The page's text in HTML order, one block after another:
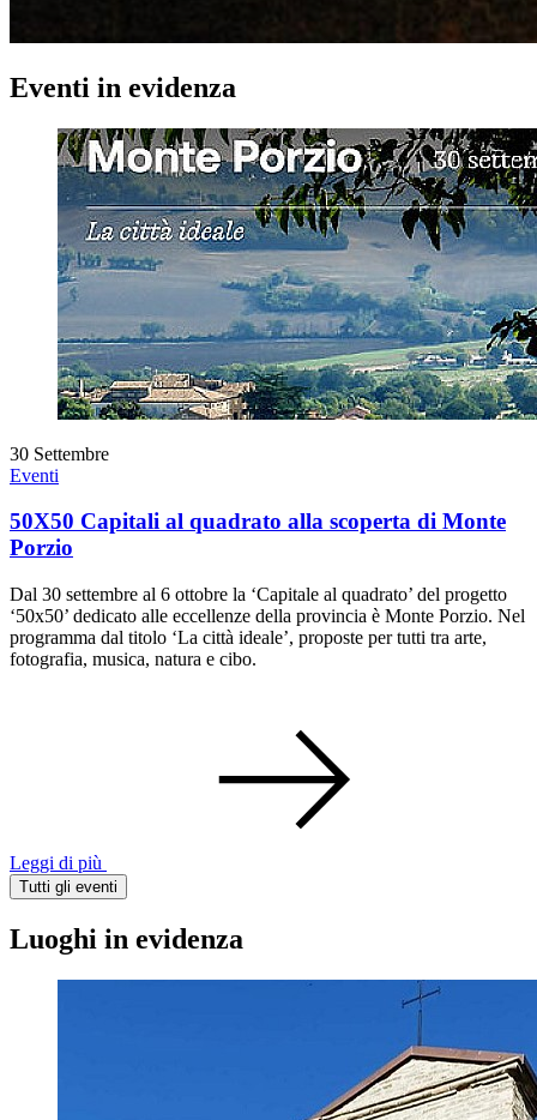
Eventi in evidenza
30 Settembre
Eventi
50X50 Capitali al quadrato alla scoperta di Monte
Porzio
Dal 30 settembre al 6 ottobre la ‘Capitale al quadrato’ del progetto
‘50x50’ dedicato alle eccellenze della provincia è Monte Porzio. Nel
programma dal titolo ‘La città ideale’, proposte per tutti tra arte,
fotografia, musica, natura e cibo.
Leggi di più
Tutti gli eventi
Luoghi in evidenza